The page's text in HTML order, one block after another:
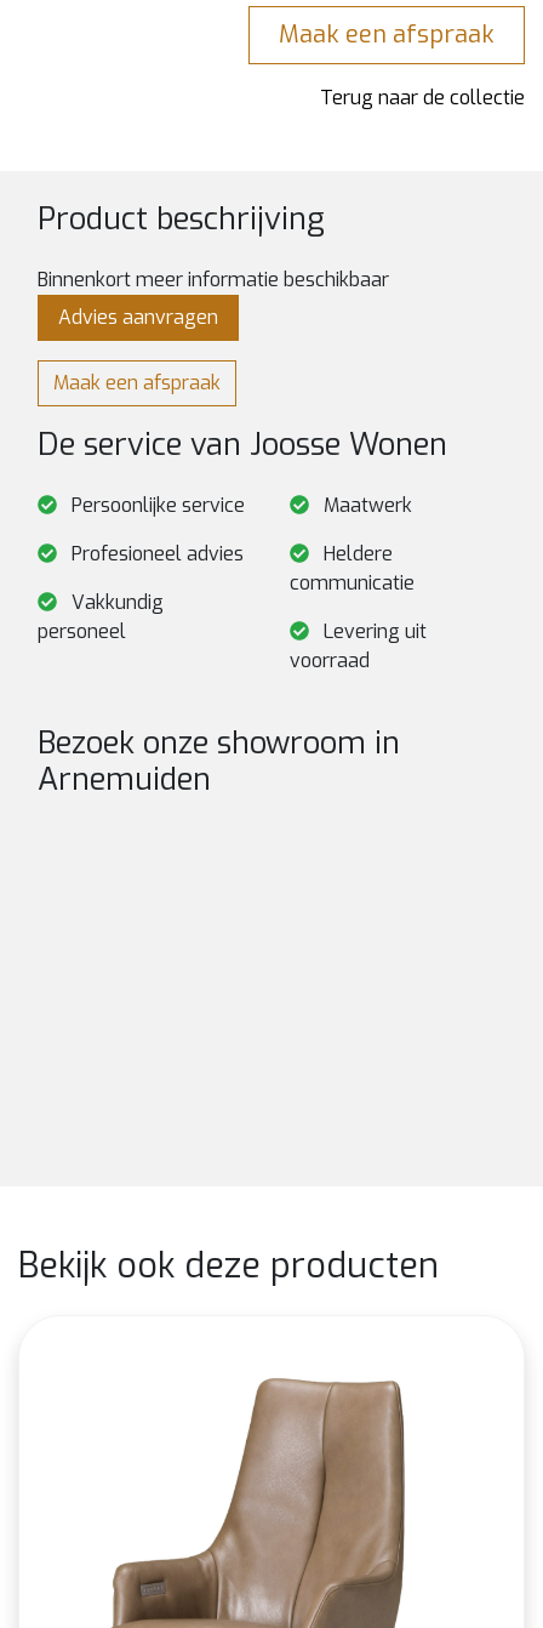
Maak een afspraak
Terug naar de collectie
Product beschrijving
Binnenkort meer informatie beschikbaar
Advies aanvragen
Maak een afspraak
De service van Joosse Wonen
Persoonlijke service
Profesioneel advies
Vakkundig
personeel
Maatwerk
Heldere
communicatie
Levering uit
voorraad
Bezoek onze showroom in
Arnemuiden
Bekijk ook deze producten